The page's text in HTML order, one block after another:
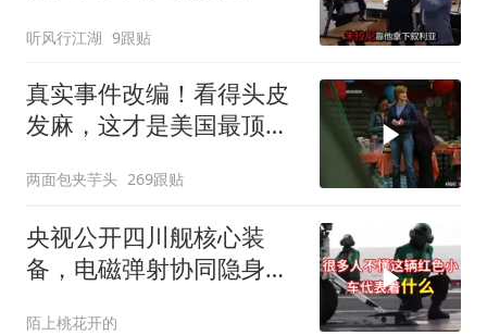
听风行江湖 9跟贴
真实事件改编！看得头皮
发麻，这才是美国最顶级
两面包夹芋头 269跟贴
央视公开四川舰核心装
备，电磁弹射协同隐身无
陌上桃花开的